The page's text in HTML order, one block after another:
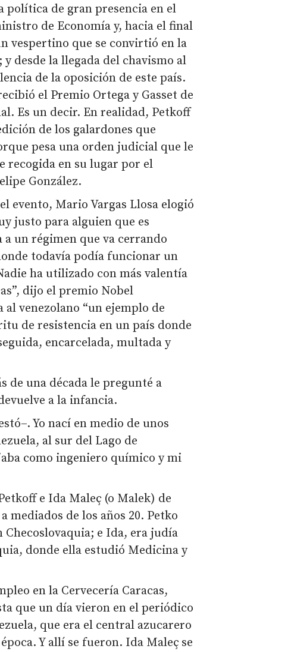
política de gran presencia en el
de Economía y, hacia el final
vespertino que se convirtió en la
desde la llegada del chavismo al
de la oposición de este país.
el Premio Ortega y Gasset de
Es un decir. En realidad, Petkoff
de los galardones que
pesa una orden judicial que le
recogida en su lugar por el
González.
evento, Mario Vargas Llosa elogió
justo para alguien que es
un régimen que va cerrando
todavía podía funcionar un
ha utilizado con más valentía
dijo el premio Nobel
venezolano “un ejemplo de
de resistencia en un país donde
encarcelada, multada y
de una década le pregunté a
a la infancia.
Yo nací en medio de unos
al sur del Lago de
como ingeniero químico y mi
e Ida Maleç (o Malek) de
mediados de los años 20. Petko
e Ida, era judía
donde ella estudió Medicina y
en la Cervecería Caracas,
que un día vieron en el periódico
que era el central azucarero
Y allí se fueron. Ida Maleç se